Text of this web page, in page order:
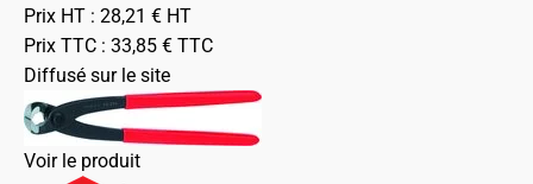
Prix HT : 28,21 € HT
Prix TTC : 33,85 € TTC
Diffusé sur le site
Voir le produit